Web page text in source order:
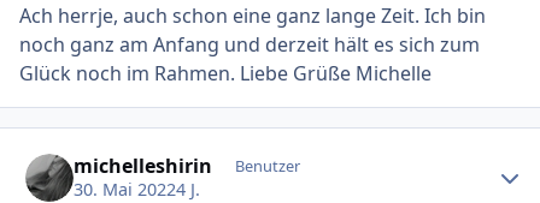
Ach herrje, auch schon eine ganz lange Zeit. Ich bin
noch ganz am Anfang und derzeit hält es sich zum
Glück noch im Rahmen. Liebe Grüße Michelle
michelleshirin Benutzer
30. Mai 20224 J.